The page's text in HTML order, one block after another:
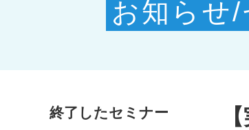
お知らせ/
終了したセミナー